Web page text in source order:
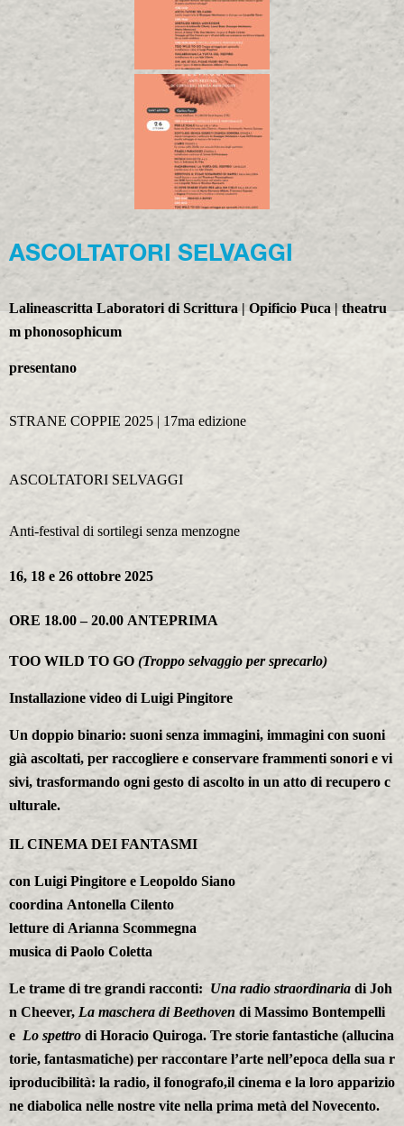
ASCOLTATORI SELVAGGI
Lalineascritta Laboratori di Scrittura | Opificio Puca | theatru
m phonosophicum
presentano
STRANE COPPIE 2025 | 17ma edizione
ASCOLTATORI SELVAGGI
Anti-festival di sortilegi senza menzogne
16, 18 e 26 ottobre 2025
ORE 18.00 – 20.00 ANTEPRIMA
TOO WILD TO GO (Troppo selvaggio per sprecarlo)
Installazione video di Luigi Pingitore
Un doppio binario: suoni senza immagini, immagini con suoni
già ascoltati, per raccogliere e conservare frammenti sonori e vi
sivi, trasformando ogni gesto di ascolto in un atto di recupero c
ulturale.
IL CINEMA DEI FANTASMI
con Luigi Pingitore e Leopoldo Siano
coordina Antonella Cilento
letture di Arianna Scommegna
musica di Paolo Coletta
Le trame di tre grandi racconti: Una radio straordinaria di Joh
n Cheever, La maschera di Beethoven di Massimo Bontempelli
e Lo spettro di Horacio Quiroga. Tre storie fantastiche (allucina
torie, fantasmatiche) per raccontare l’arte nell’epoca della sua r
iproducibilità: la radio, il fonografo,il cinema e la loro apparizio
ne diabolica nelle nostre vite nella prima metà del Novecento.